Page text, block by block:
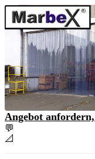
Angebot
💬
📐